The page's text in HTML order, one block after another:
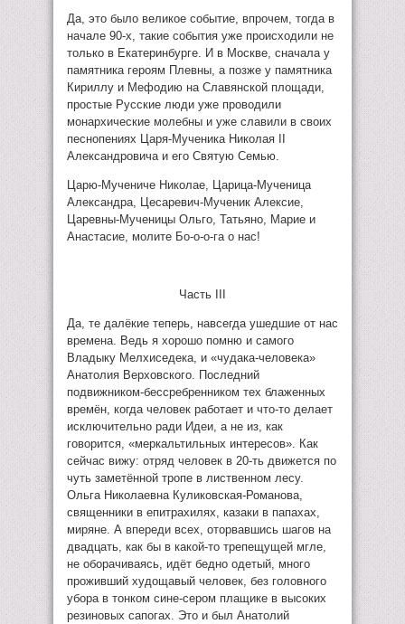
Да, это было великое событие, впрочем, тогда в
начале 90-х, такие события уже происходили не
только в Екатеринбурге. И в Москве, сначала у
памятника героям Плевны, а позже у памятника
Кириллу и Мефодию на Славянской площади,
простые Русские люди уже проводили
монархические молебны и уже славили в своих
песнопениях Царя-Мученика Николая II
Александровича и его Святую Семью.
Царю-Мучениче Николае, Царица-Мученица
Александра, Цесаревич-Мученик Алексие,
Царевны-Мученицы Ольго, Татьяно, Марие и
Анастасие, молите Бо-о-о-га о нас!
Часть III
Да, те далёкие теперь, навсегда ушедшие от нас
времена. Ведь я хорошо помню и самого
Владыку Мелхиседека, и «чудака-человека»
Анатолия Верховского. Последний
подвижником-бессребренником тех блаженных
времён, когда человек работает и что-то делает
исключительно ради Идеи, а не из, как
говорится, «меркальтильных интересов». Как
сейчас вижу: отряд человек в 20-ть движется по
чуть заметённой тропе в лиственном лесу.
Ольга Николаевна Куликовская-Романова,
священники в епитрахилях, казаки в папахах,
миряне. А впереди всех, оторвавшись шагов на
двадцать, как бы в какой-то трепещущей мгле,
не оборачиваясь, идёт бедно одетый, много
проживший худощавый человек, без головного
убора в тонком сине-сером плащике в высоких
резиновых сапогах. Это и был Анатолий